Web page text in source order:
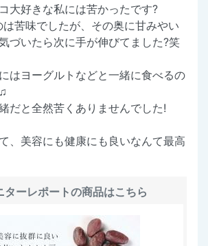
大好きな私には苦かったです?
は苦味でしたが、その奥に甘みやい
づいたら次に手が伸びてました?笑
はヨーグルトなどと一緒に食べるの
だと全然苦くありませんでした!
、美容にも健康にも良いなんて最高
ターレポートの商品はこちら